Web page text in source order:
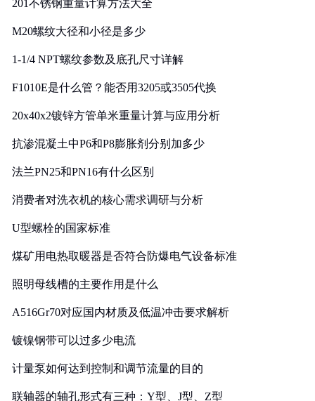
201不锈钢重量计算方法大全
M20螺纹大径和小径是多少
1-1/4 NPT螺纹参数及底孔尺寸详解
F1010E是什么管？能否用3205或3505代换
20x40x2镀锌方管单米重量计算与应用分析
抗渗混凝土中P6和P8膨胀剂分别加多少
法兰PN25和PN16有什么区别
消费者对洗衣机的核心需求调研与分析
U型螺栓的国家标准
煤矿用电热取暖器是否符合防爆电气设备标准
照明母线槽的主要作用是什么
A516Gr70对应国内材质及低温冲击要求解析
镀镍钢带可以过多少电流
计量泵如何达到控制和调节流量的目的
联轴器的轴孔形式有三种：Y型、J型、Z型